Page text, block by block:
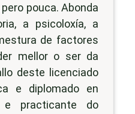
pouca. Abonda
a psicoloxía, a
de factores
mellor o ser da
deste licenciado
e diplomado en
e practicante do